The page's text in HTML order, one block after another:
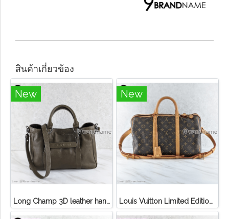
สินค้าเกี่ยวข้อง
New
Long Champ 3D leather handbag
New
Louis Vuitton Limited Edition Monogram Canvas Sofia Coppola SC Bag